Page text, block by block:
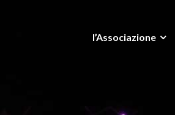
l’Associazione